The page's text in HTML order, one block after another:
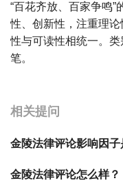
“百花齐放、百家争鸣
性、创新性，注重理
性与可读性相统一。类
笔。
相关提问
金陵法律评论影响因子
金陵法律评论怎么样？